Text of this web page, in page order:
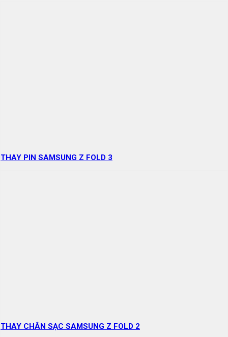
THAY PIN SAMSUNG Z FOLD 3
THAY CHÂN SẠC SAMSUNG Z FOLD 2